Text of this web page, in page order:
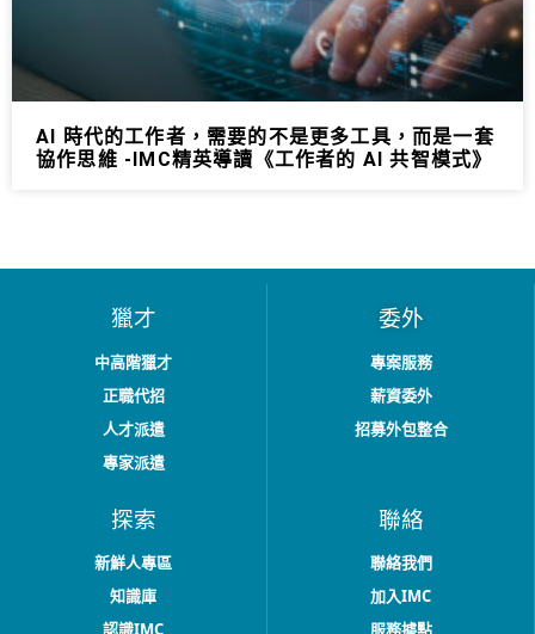
AI 時代的工作者，需要的不是更多工具，而是一套
協作思維 -IMC精英導讀《工作者的 AI 共智模式》
獵才
中高階獵才
正職代招
人才派遣
專家派遣
委外
專案服務
薪資委外
招募外包整合
探索
新鮮人專區
知識庫
認識IMC
聯絡
聯絡我們
加入IMC
服務據點